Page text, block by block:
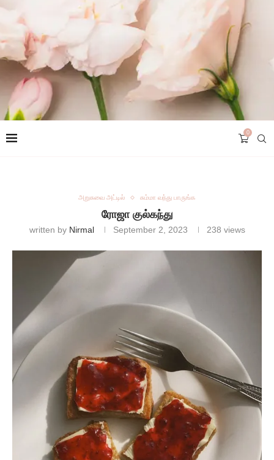
0
அறுசுவை அட்டில் சும்மா வந்து பாருங்க
ரோஜா குல்கந்து
written by Nirmal September 2, 2023 238 views